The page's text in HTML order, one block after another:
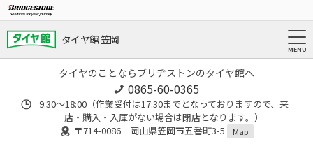
タイヤ館 笠岡
タイヤのことならブリヂストンのタイヤ館へ
0865-60-0365
9:30～18:00（作業受付は17:30までとなっておりますので、来
店・購入・入庫がない場合は閉店となります。）
〒714-0086 岡山県笠岡市五番町3-5
Map